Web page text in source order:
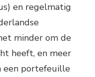
en regelmatig
minder om de
heeft, en meer
een portefeuille